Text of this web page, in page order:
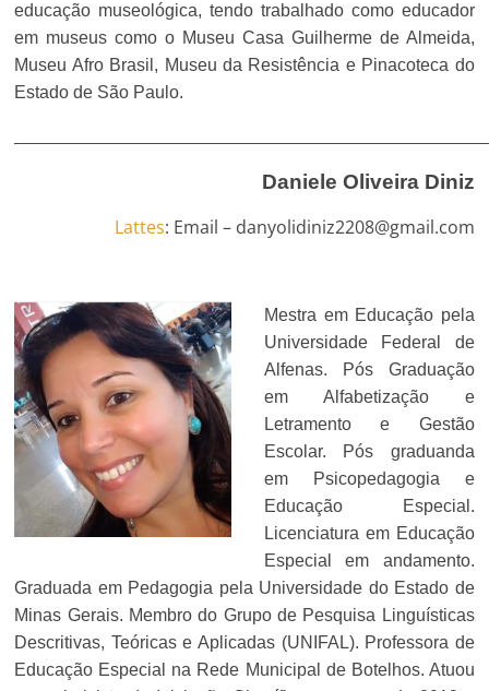
educação museológica, tendo trabalhado como educador
em museus como o Museu Casa Guilherme de Almeida,
Museu Afro Brasil, Museu da Resistência e Pinacoteca do
Estado de São Paulo.
Daniele Oliveira Diniz
Lattes: Email – danyolidiniz2208@gmail.com
Mestra em Educação pela
Universidade Federal de
Alfenas. Pós Graduação
em Alfabetização e
Letramento e Gestão
Escolar. Pós graduanda
em Psicopedagogia e
Educação Especial.
Licenciatura em Educação
Especial em andamento.
Graduada em Pedagogia pela Universidade do Estado de
Minas Gerais. Membro do Grupo de Pesquisa Linguísticas
Descritivas, Teóricas e Aplicadas (UNIFAL). Professora de
Educação Especial na Rede Municipal de Botelhos. Atuou